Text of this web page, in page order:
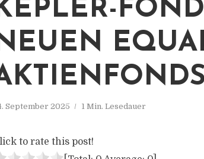
September 2025 1 Min. Lesedauer
to rate this post!